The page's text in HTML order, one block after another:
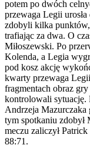
potem po dwóch
przewaga Legii
zdobyli kilka
trafiając za dwa. O
Miłoszewski. Po
Kolenda, a Legia
pod kosz akcję
kwarty przewaga
fragmentach obraz
kontrolowali sytuację.
Andrzeja
tym spotkaniu
meczu zaliczył
88:71.